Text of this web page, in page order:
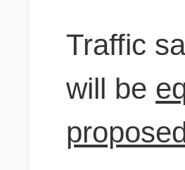
Traffic
will be